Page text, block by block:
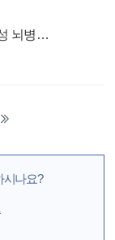
응급 제왕절개술 후 신생아 허혈성 저산소성 뇌병변 발생한 사례
시나요?